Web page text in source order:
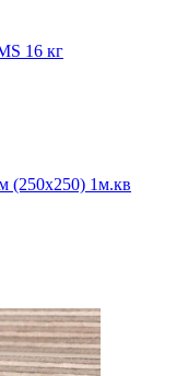
16 кг
(250х250) 1м.кв